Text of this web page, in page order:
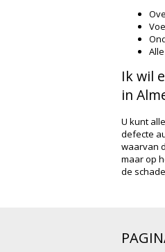
Ik wil
in
U kunt
defecte
waarvan
maar op
de